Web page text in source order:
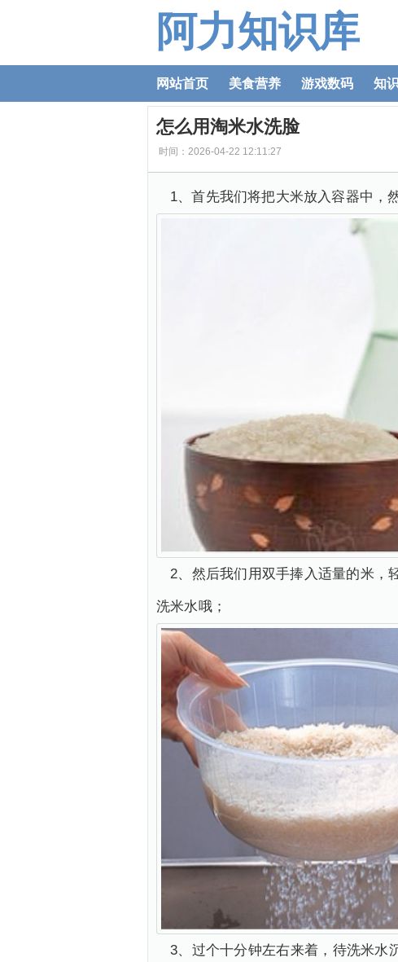
阿力知识库
网站首页 美食营养 游戏数码 知
怎么用淘米水洗脸
时间：2026-04-22 12:11:27
1、首先我们将把大米放入容器中，
2、然后我们用双手捧入适量的米，
洗米水哦；
3、过个十分钟左右来着，待洗米水